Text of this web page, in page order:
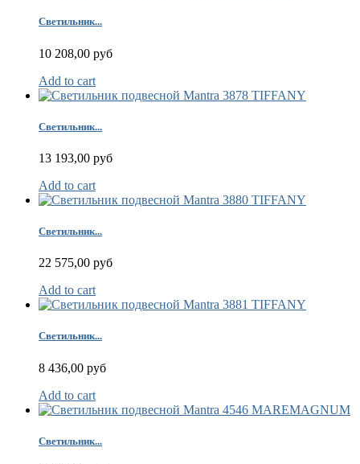
Светильник...
10 208,00 руб
Add to cart
Светильник...
13 193,00 руб
Add to cart
Светильник...
22 575,00 руб
Add to cart
Светильник...
8 436,00 руб
Add to cart
Светильник...